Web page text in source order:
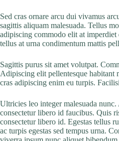
Sed cras ornare arcu dui vivamus
sagittis aliquam malesuada. Tellus
adipiscing commodo elit at
tellus at urna condimentum mattis
Sagittis purus sit amet volutpat.
Adipiscing elit pellentesque habitant
cras adipiscing enim eu turpis.
Ultricies leo integer malesuada
consectetur libero id faucibus. Quis
consectetur libero id. Egestas tellus
ac turpis egestas sed tempus urna.